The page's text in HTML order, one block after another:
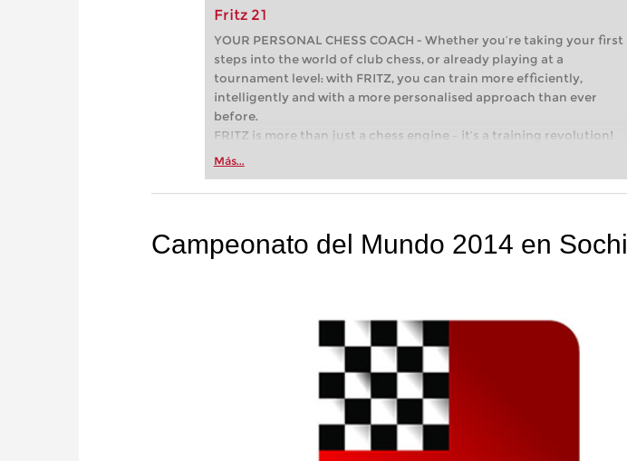
Fritz 21
YOUR PERSONAL CHESS COACH - Whether you’re taking your first
steps into the world of club chess, or already playing at a
tournament level: with FRITZ, you can train more efficiently,
intelligently and with a more personalised approach than ever
before.
FRITZ is more than just a chess engine – it’s a training revolution!
Whether you’re taking your first steps into the world of club chess,
more efficiently, intelligently and with a more personalised
Más...
Campeonato del Mundo 2014 en Sochi